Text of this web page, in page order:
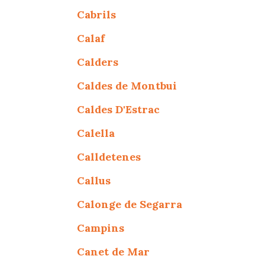
Cabrils
Calaf
Calders
Caldes de Montbui
Caldes D'Estrac
Calella
Calldetenes
Callus
Calonge de Segarra
Campins
Canet de Mar